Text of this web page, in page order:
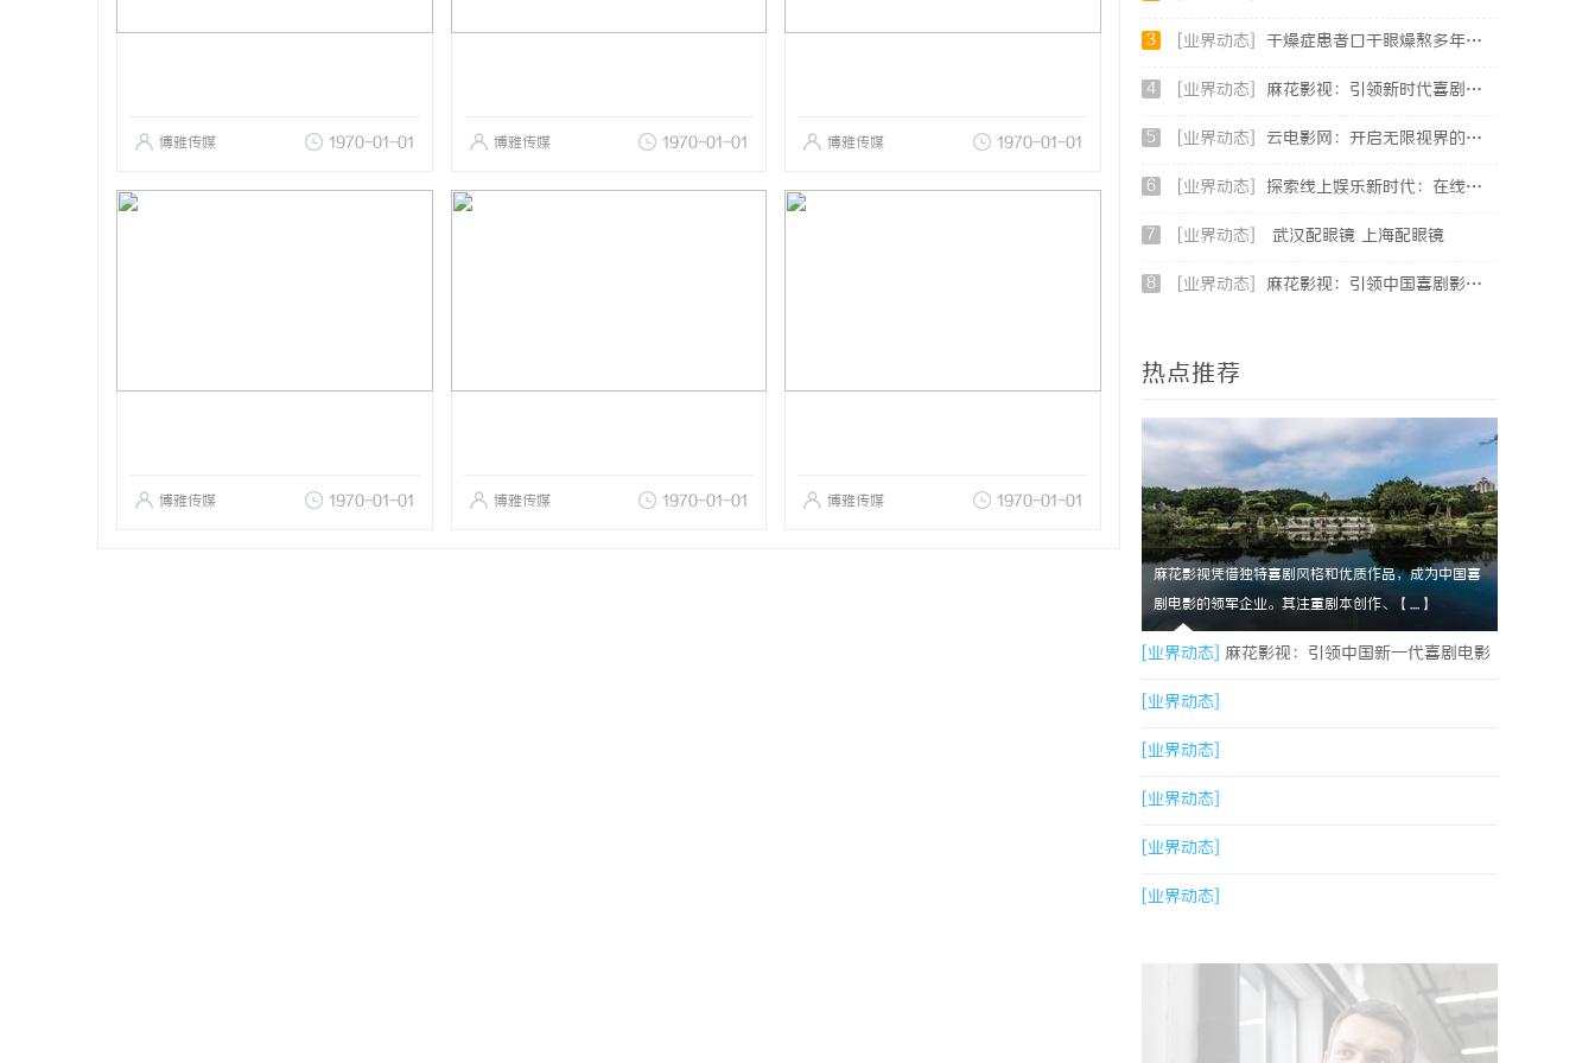
博雅传媒 1970-01-01 博雅传媒 1970-01-01 博雅传媒 1970-01-01
博雅传媒 1970-01-01 博雅传媒 1970-01-01 博雅传媒 1970-01-01
3 [业界动态] 干燥症患者口干眼燥熬多年，一个周期缓过来？老中医：一张辨证方对症，身体找回津液
4 [业界动态] 麻花影视：引领新时代喜剧影视创作的先锋力量
5 [业界动态] 云电影网：开启无限视界的全新影视体验之旅
6 [业界动态] 探索线上娱乐新时代：在线影院平台的魅力与未来发展趋势
7 [业界动态] 武汉配眼镜 上海配眼镜
8 [业界动态] 麻花影视：引领中国喜剧影视的新潮流与文化创新
热点推荐
麻花影视凭借独特喜剧风格和优质作品，成为中国喜
剧电影的领军企业。其注重剧本创作、【....】
[业界动态] 麻花影视：引领中国新一代喜剧电影
的创新力量
[业界动态]
[业界动态]
[业界动态]
[业界动态]
[业界动态]